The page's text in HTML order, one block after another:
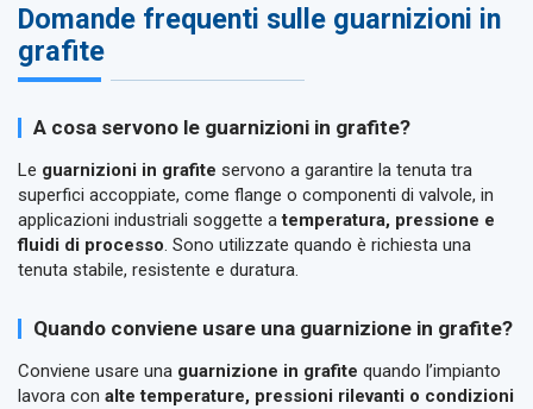
Domande frequenti sulle guarnizioni in
grafite
A cosa servono le guarnizioni in grafite?
Le guarnizioni in grafite servono a garantire la tenuta tra
superfici accoppiate, come flange o componenti di valvole, in
applicazioni industriali soggette atemperatura, pressione e
fluidi di processo. Sono utilizzate quando è richiesta una
tenuta stabile, resistente e duratura.
Quando conviene usare una guarnizione in grafite?
Conviene usare una guarnizione in grafite quando l’impianto
lavora con alte temperature, pressioni rilevanti o condizioni